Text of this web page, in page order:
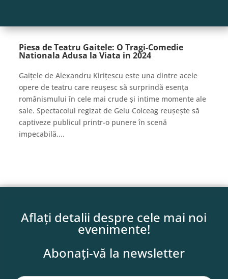
Piesa de Teatru Gaitele: O Tragi-Comedie
Nationala Adusa la Viata in 2024
Gaițele de Alexandru Kirițescu este una dintre acele
opere de teatru care reușesc să surprindă esența
românismului în cele mai crude și intime momente ale
sale. Spectacolul regizat de Gelu Colceag reușește să
captiveze publicul printr-o punere în scenă
impecabilă,...
Aflați detalii despre cele mai noi
evenimente!
Abonați-vă la newsletter